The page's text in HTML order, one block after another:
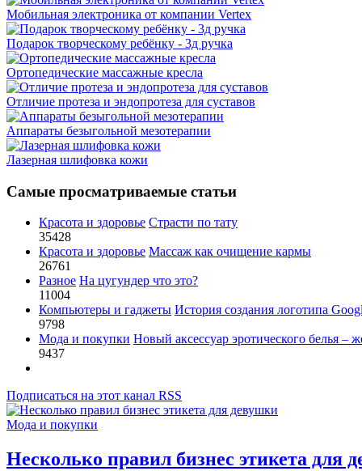
Мобильная электроника от компании Vertex
Подарок творческому ребёнку - 3д ручка
Ортопедические массажные кресла
Отличие протеза и эндопротеза для суставов
Аппараты безыгольной мезотерапии
Лазерная шлифовка кожи
Самые просматриваемые статьи
Красота и здоровье Страсти по тату
35428
Красота и здоровье Массаж как очищение кармы
26761
Разное На цугундер что это?
11004
Компьютеры и гаджеты История создания логотипа
9798
Мода и покупки Новый аксессуар эротического белья –
9437
Подписаться на этот канал RSS
Мода и покупки
Несколько правил бизнес этикета для